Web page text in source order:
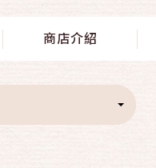
商店介紹